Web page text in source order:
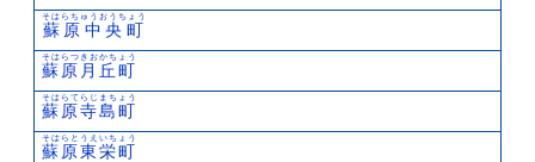
蘇原中央町
そはらちゅうおうちょう
蘇原月丘町
そはらつきおかちょう
蘇原寺島町
そはらてらじまちょう
蘇原東栄町
そはらとうえいちょう